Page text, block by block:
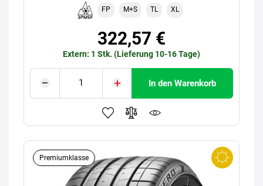
FP M+S TL XL
322,57 €
Extern: 1 Stk. (Lieferung 10-16 Tage)
In den Warenkorb
Premiumklasse